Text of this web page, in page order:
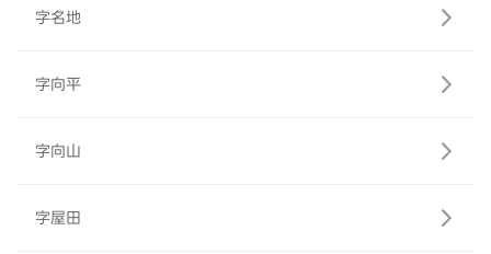
字名地
字向平
字向山
字屋田